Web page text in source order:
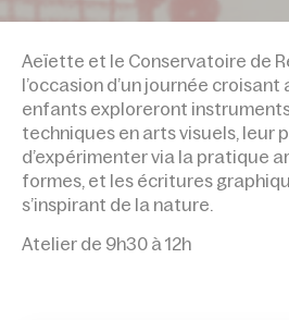
VISUELS & MUSIQUE
Aeïette et le Conservatoire de
l’occasion d’un journée
enfants exploreront
techniques en arts visuels, leur
d’expérimenter via la pratique
formes, et les écritures
s’inspirant de la nature.
Atelier de 9h30 à 12h